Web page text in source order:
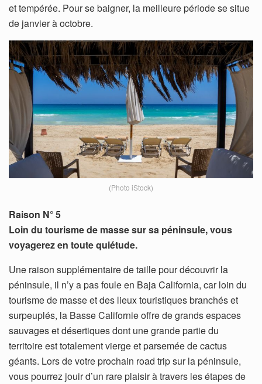
et tempérée. Pour se baigner, la meilleure période se situe
de janvier à octobre.
(Photo iStock)
Raison N° 5
Loin du tourisme de masse sur sa péninsule, vous
voyagerez en toute quiétude.
Une raison supplémentaire de taille pour découvrir la
péninsule, il n’y a pas foule en Baja California, car loin du
tourisme de masse et des lieux touristiques branchés et
surpeuplés, la Basse Californie offre de grands espaces
sauvages et désertiques dont une grande partie du
territoire est totalement vierge et parsemée de cactus
géants. Lors de votre prochain road trip sur la péninsule,
vous pourrez jouir d’un rare plaisir à travers les étapes de